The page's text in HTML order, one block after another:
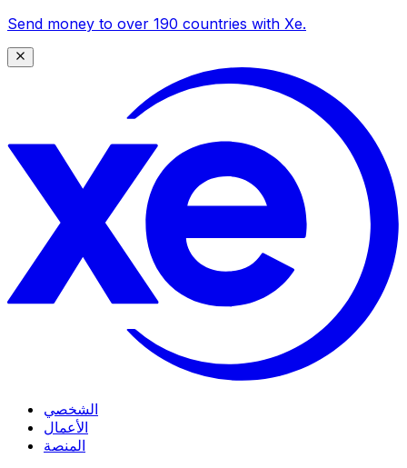
Send money to over 190 countries with Xe.
الشخصي
الأعمال
المنصة